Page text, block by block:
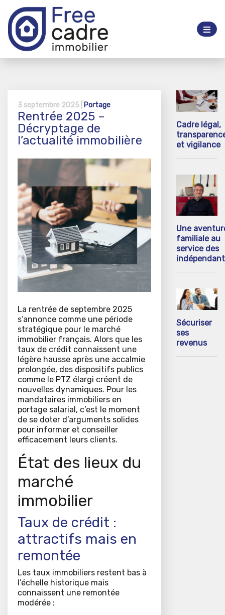
3 septembre 2025 | Portage
Rentrée 2025 –
Décryptage de
l’actualité immobilière
La rentrée de septembre 2025
s’annonce comme une période
stratégique pour le marché
immobilier français. Alors que les
taux de crédit connaissent une
légère hausse après une accalmie
prolongée, des dispositifs publics
comme le PTZ élargi créent de
nouvelles dynamiques. Pour les
mandataires immobiliers en
portage salarial, c’est le moment
de se doter d’arguments solides
pour informer et conseiller
efficacement leurs clients.
État des lieux du
marché
immobilier
Taux de crédit :
attractifs mais en
remontée
Les taux immobiliers restent bas à
l’échelle historique mais
connaissent une remontée
modérée :
Cadre légal,
et vigilance
Une
familiale au
service des
Sécuriser
ses
revenus